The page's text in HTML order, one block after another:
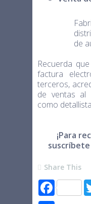
de
Recuerda
factura
terceros,
de ventas al
como
¡Para
Share This
F
a